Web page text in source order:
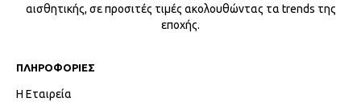
αισθητικής, σε προσιτές τιμές ακολουθώντας τα trends της
εποχής.
ΠΛΗΡΟΦΟΡΙΕΣ
Η Εταιρεία